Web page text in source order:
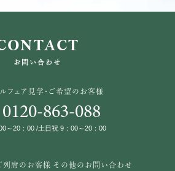
お問い合わせ
フェア見学・ご希望のお客様
0120-863-088
～20：00 /土日祝 9：00～20：00
列席のお客様その他のお問い合わせ